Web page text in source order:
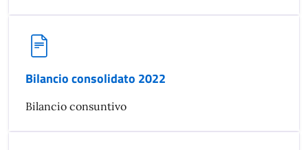
Bilancio consolidato 2022
Bilancio consuntivo